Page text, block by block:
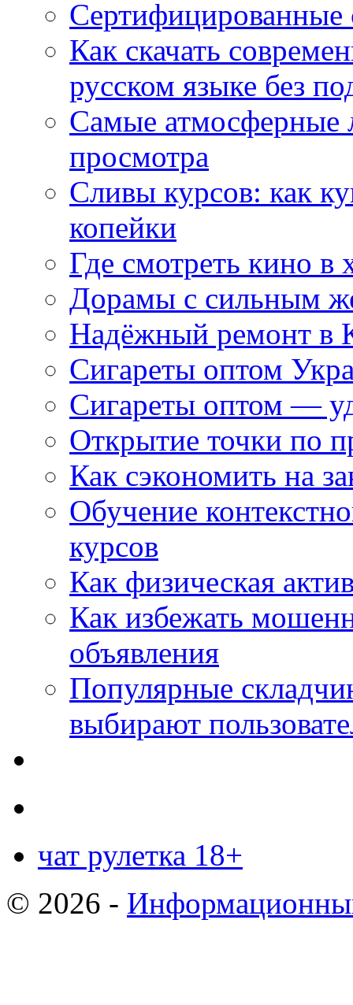
Как скачать
русском языке без
Самые атмосферные
просмотра
Сливы курсов: как
копейки
Где смотреть кино в
Дорамы с сильным
Надёжный ремонт в
Сигареты оптом
Сигареты оптом —
Открытие точки по
Как сэкономить на
Обучение
курсов
Как физическая
Как избежать
объявления
Популярные
выбирают
чат рулетка 18+
© 2026 -